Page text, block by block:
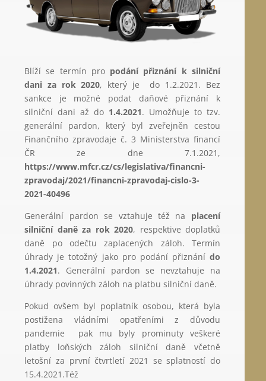
Blíží se termín pro podání přiznání k silniční
dani za rok 2020, který je do 1.2.2021. Bez
sankce je možné podat daňové přiznání k
silniční dani až do 1.4.2021. Umožňuje to tzv.
generální pardon, který byl zveřejněn cestou
Finančního zpravodaje č. 3 Ministerstva financí
ČR ze dne 7.1.2021,
https://www.mfcr.cz/cs/legislativa/financni-
zpravodaj/2021/financni-zpravodaj-cislo-3-
2021-40496
Generální pardon se vztahuje též na placení
silniční daně za rok 2020, respektive doplatků
daně po odečtu zaplacených záloh. Termín
úhrady je totožný jako pro podání přiznání do
1.4.2021. Generální pardon se nevztahuje na
úhrady povinných záloh na platbu silniční daně.
Pokud ovšem byl poplatník osobou, která byla
postižena vládními opatřeními z důvodu
pandemie pak mu byly prominuty veškeré
platby loňských záloh silniční daně včetně
letošní za první čtvrtletí 2021 se splatností do
15.4.2021.Též